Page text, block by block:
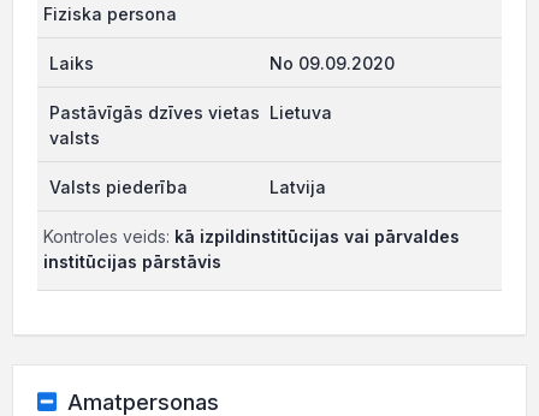
Fiziska persona
No 09.09.2020
Lietuva
Latvija
Kontroles veids: kā izpildinstitūcijas vai pārvaldes
institūcijas pārstāvis
Amatpersonas